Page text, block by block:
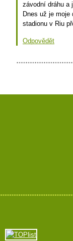
závodní dráhu a
Dnes už je
stadionu v Riu
Odpovědět